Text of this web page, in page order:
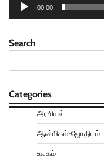
00:00
Search
Categories
அரசியல்
ஆன்மிகம்-ஜோதிடம்
உலகம்